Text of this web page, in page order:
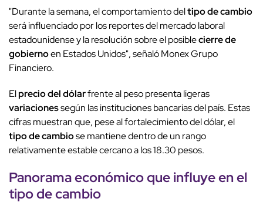
"Durante la semana, el comportamiento deltipo de cambio
será influenciado por los reportes del mercado laboral
estadounidense y la resolución sobre el posiblecierre de
gobiernoen Estados Unidos", señaló Monex Grupo
Financiero.
Elprecio del dólarfrente al peso presenta ligeras
variacionessegún las instituciones bancarias del país. Estas
cifras muestran que, pese al fortalecimiento del dólar, el
tipo de cambiose mantiene dentro de un rango
relativamente estable cercano a los 18.30 pesos.
Panorama económico que influye en el
tipo de cambio